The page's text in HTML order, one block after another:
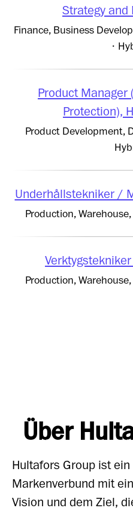
Strategy and
Finance, Business
·
Product Manager
Protection),
Product Development,
Underhållstekniker /
Production,
Production,
Über
Hultafors Group ist
Markenverbund mit
Vision und dem Ziel,